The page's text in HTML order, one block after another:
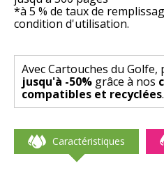
*à 5 % de taux de
condition d'utilisation.
Avec Cartouches du
jusqu'à -50% grâce à nos
compatibles et recyclées.
Caractéristiques